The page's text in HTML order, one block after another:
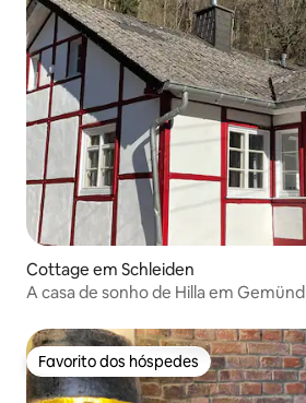
Cottage em Schleiden
A casa de sonho de Hilla em Gemünd
Favorito dos hóspedes
Favorito dos hóspedes